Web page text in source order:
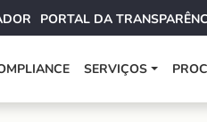
PORTAL DA
SERVIÇOS